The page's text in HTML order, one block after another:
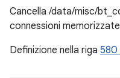
Cancella /data/misc/
connessioni memorizzate
Definizione nella riga 580